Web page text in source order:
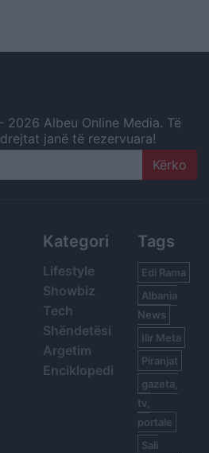
2026 Albeu Online Media. Të
janë të rezervuara!
Kategori
Lifestyle
Showbiz
Tech
Shëndetësi
Argetim
Enciklopedi
Tags
Edi Rama
Albania
News
Ilir Meta
Piranjat
gazeta,
tv,
portale
Sali